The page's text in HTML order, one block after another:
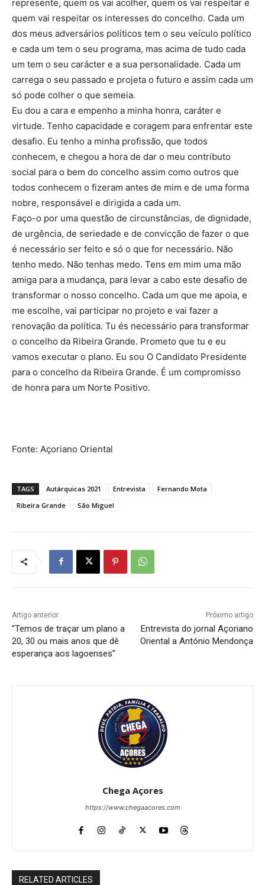
represente, quem os vai acolher, quem os vai respeitar e
quem vai respeitar os interesses do concelho. Cada um
dos meus adversários políticos tem o seu veículo político
e cada um tem o seu programa, mas acima de tudo cada
um tem o seu carácter e a sua personalidade. Cada um
carrega o seu passado e projeta o futuro e assim cada um
só pode colher o que semeia.
Eu dou a cara e empenho a minha honra, caráter e
virtude. Tenho capacidade e coragem para enfrentar este
desafio. Eu tenho a minha profissão, que todos
conhecem, e chegou a hora de dar o meu contributo
social para o bem do concelho assim como outros que
todos conhecem o fizeram antes de mim e de uma forma
nobre, responsável e dirigida a cada um.
Faço-o por uma questão de circunstâncias, de dignidade,
de urgência, de seriedade e de convicção de fazer o que
é necessário ser feito e só o que for necessário. Não
tenho medo. Não tenhas medo. Tens em mim uma mão
amiga para a mudança, para levar a cabo este desafio de
transformar o nosso concelho. Cada um que me apoia, e
me escolhe, vai participar no projeto e vai fazer a
renovação da política. Tu és necessário para transformar
o concelho da Ribeira Grande. Prometo que tu e eu
vamos executar o plano. Eu sou O Candidato Presidente
para o concelho da Ribeira Grande. É um compromisso
de honra para um Norte Positivo.
Fonte: Açoriano Oriental
TAGS Autárquicas 2021 Entrevista
Fernando Mota
Ribeira Grande
São Miguel
Artigo anterior
“Temos de traçar um plano a
20, 30 ou mais anos que dê
esperança aos lagoenses”
Próximo artigo
Entrevista do jornal Açoriano
Oriental a António Mendonça
Chega Açores
https://www.chegaacores.com
RELATED ARTICLES